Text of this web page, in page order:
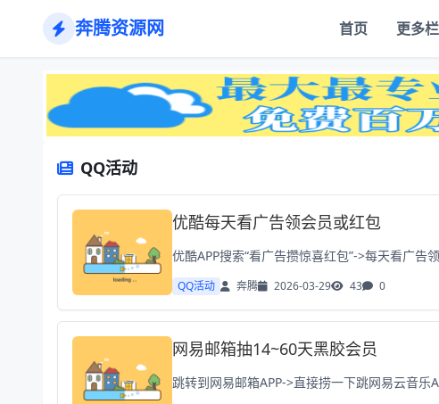
奔腾资源网 首页 更多
QQ活动
优酷每天看广告领会员或红包
优酷APP搜索“看广告攒惊喜红包”->每天看广告
QQ活动 奔腾 2026-03-29 43 0
网易邮箱抽14~60天黑胶会员